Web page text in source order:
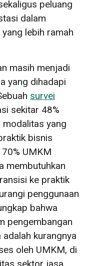
peluang
dalam
lebih ramah
masih menjadi
yang dihadapi
survei
sekitar 48%
yang
bisnis
UMKM
membutuhkan
ke praktik
penggunaan
bahwa
pengembangan
kurangnya
oleh UMKM, di